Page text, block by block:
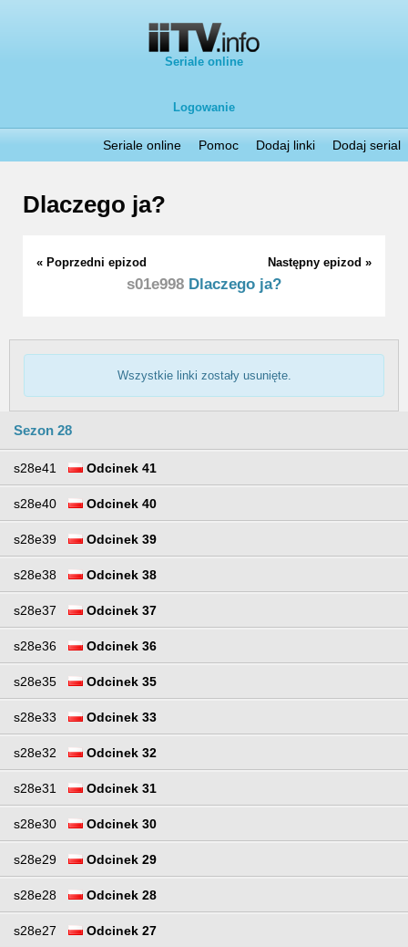
Seriale online
Logowanie
Seriale online Pomoc Dodaj linki Dodaj serial
Dlaczego ja?
« Poprzedni epizod Następny epizod »
s01e998 Dlaczego ja?
Wszystkie linki zostały usunięte.
Sezon 28
s28e41 Odcinek 41
s28e40 Odcinek 40
s28e39 Odcinek 39
s28e38 Odcinek 38
s28e37 Odcinek 37
s28e36 Odcinek 36
s28e35 Odcinek 35
s28e33 Odcinek 33
s28e32 Odcinek 32
s28e31 Odcinek 31
s28e30 Odcinek 30
s28e29 Odcinek 29
s28e28 Odcinek 28
s28e27 Odcinek 27